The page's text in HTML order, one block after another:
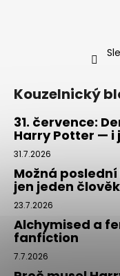
Kouzelnický
31. července:
Harry Potter —
31.7.2026
Možná
jen jeden člověk
23.7.2026
Alchymised a
fanfiction
7.7.2026